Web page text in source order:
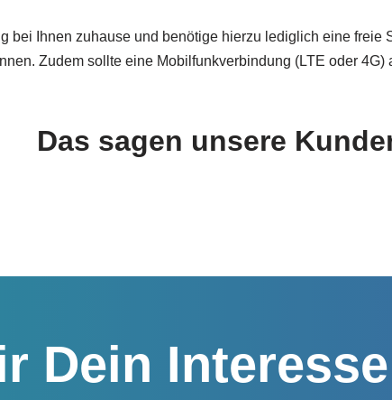
bei Ihnen zuhause und benötige hierzu lediglich eine freie
Zudem sollte eine Mobilfunkverbindung (LTE oder 4G)
Das sagen unsere
Dein